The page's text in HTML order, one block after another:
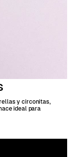
y circonitas,
ideal para